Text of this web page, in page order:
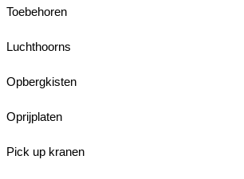
Toebehoren
Luchthoorns
Opbergkisten
Oprijplaten
Pick up kranen